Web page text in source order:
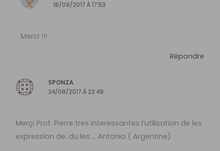
18/09/2017 À 17:53
Merci !!!
Répondre
SPONZA
24/08/2017 À 23:49
Merçi Prof. Pierre tres interessantes l’utilisation de les
expression de. du les…. Antonio ( Argentine)